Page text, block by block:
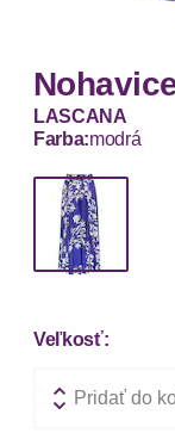
LASCANA
Farba:modrá
Veľkosť:
Pridať do